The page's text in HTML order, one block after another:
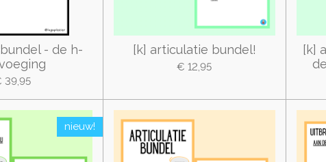
- de h-
39,95
[k] articulatie bundel!
€ 12,95
[k]
nieuw!